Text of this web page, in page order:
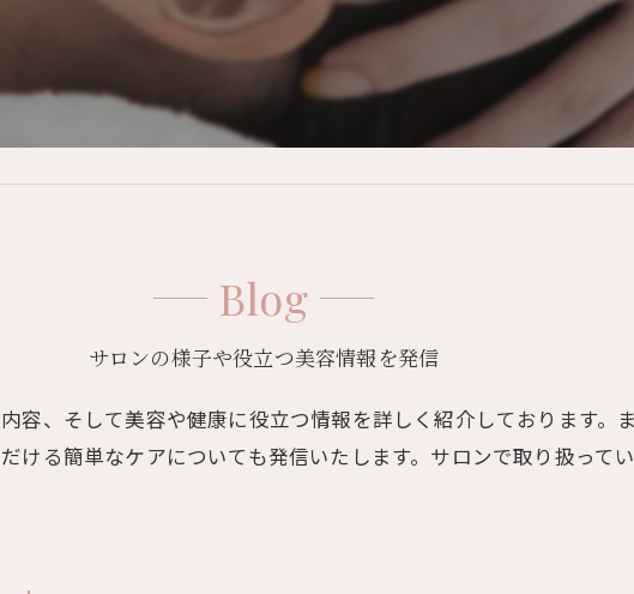
Blog
サロンの様子や役立つ美容情報を発信
容、そして美容や健康に役立つ情報を詳しく紹介しております。
ける簡単なケアについても発信いたします。サロンで取り扱って